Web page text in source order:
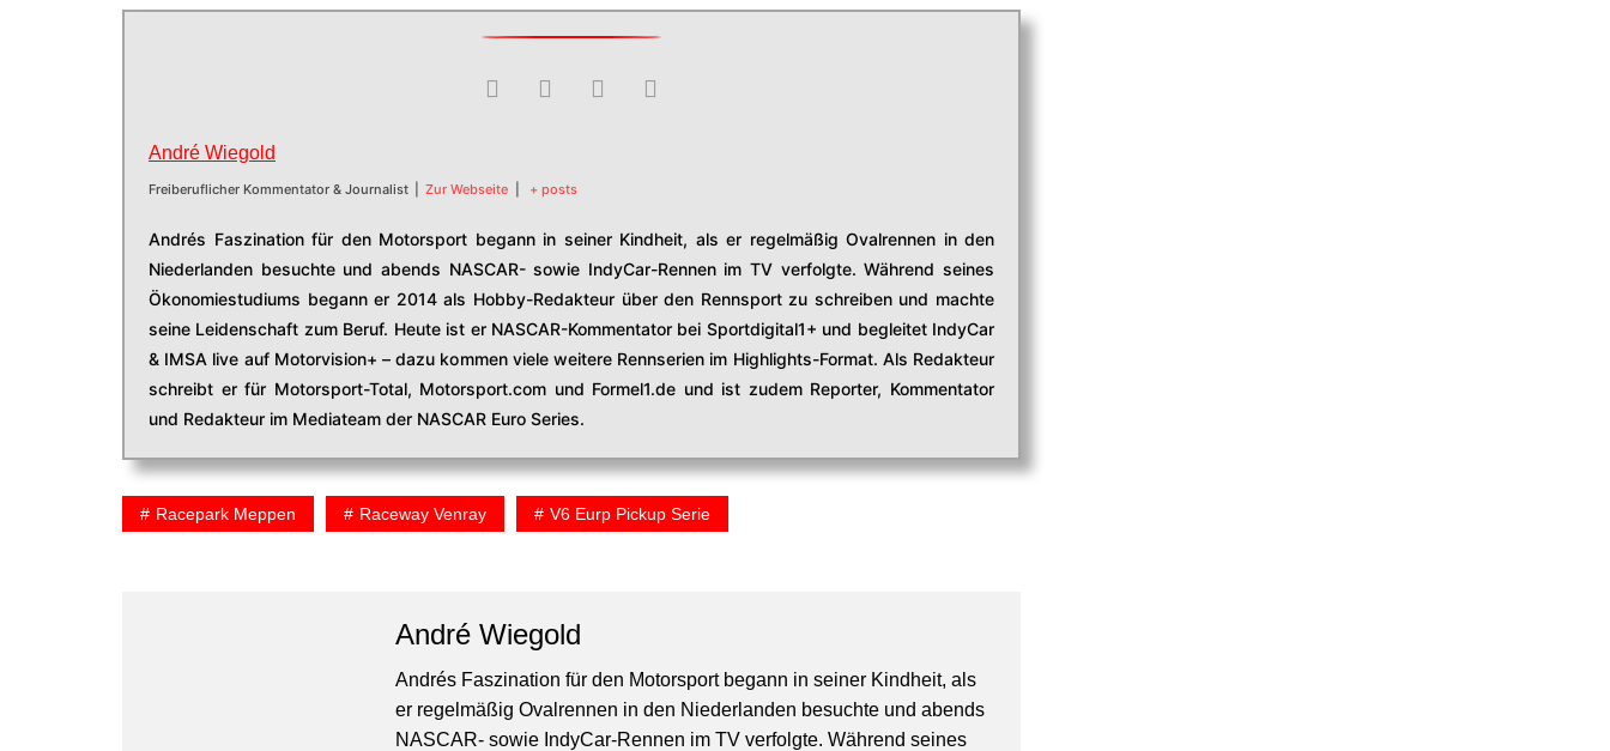
André Wiegold
Freiberuflicher Kommentator & Journalist Zur Webseite + posts
Andrés Faszination für den Motorsport begann in seiner Kindheit, als er regelmäßig Ovalrennen in den
Niederlanden besuchte und abends NASCAR- sowie IndyCar-Rennen im TV verfolgte. Während seines
Ökonomiestudiums begann er 2014 als Hobby-Redakteur über den Rennsport zu schreiben und machte
seine Leidenschaft zum Beruf. Heute ist er NASCAR-Kommentator bei Sportdigital1+ und begleitet IndyCar
& IMSA live auf Motorvision+ – dazu kommen viele weitere Rennserien im Highlights-Format. Als Redakteur
schreibt er für Motorsport-Total, Motorsport.com und Formel1.de und ist zudem Reporter, Kommentator
und Redakteur im Mediateam der NASCAR Euro Series.
Racepark Meppen Raceway Venray V6 Eurp Pickup Serie
André Wiegold
Andrés Faszination für den Motorsport begann in seiner Kindheit, als
er regelmäßig Ovalrennen in den Niederlanden besuchte und abends
NASCAR- sowie IndyCar-Rennen im TV verfolgte. Während seines